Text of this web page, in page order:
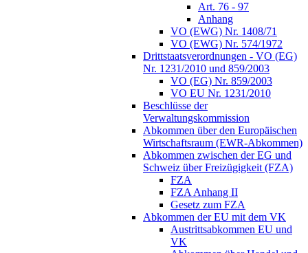
Art. 76 - 97
Anhang
VO (EWG) Nr. 1408/71
VO (EWG) Nr. 574/1972
Drittstaatsverordnungen - VO (EG)
Nr. 1231/2010 und 859/2003
VO (EG) Nr. 859/2003
VO EU Nr. 1231/2010
Beschlüsse der
Verwaltungskommission
Abkommen über den Europäischen
Wirtschaftsraum (EWR-Abkommen)
Abkommen zwischen der EG und
Schweiz über Freizügigkeit (FZA)
FZA
FZA Anhang II
Gesetz zum FZA
Abkommen der EU mit dem VK
Austrittsabkommen EU und
VK